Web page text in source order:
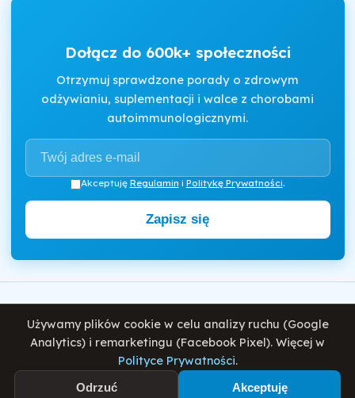
Dołącz do 600k+ społeczności
Otrzymuj sprawdzone porady o zdrowym
odżywianiu, suplementacji i walce z chorobami
autoimmunologicznymi.
Akceptuję Regulamin i Politykę Prywatności.
Zapisz się
© 2026 Damian Wiatrowski. Wszelkie prawa zastrzeżone.
Polityka Prywatności RegulaminO mnieBlog
Używamy plików cookie w celu analizy ruchu (Google
Analytics) i remarketingu (Facebook Pixel). Więcej w
Polityce Prywatności.
Odrzuć Akceptuję